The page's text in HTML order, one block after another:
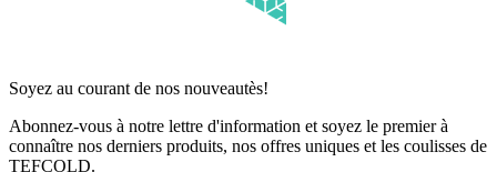
Soyez au courant de nos nouveautès!
Abonnez-vous à notre lettre d'information et soyez le premier à
connaître nos derniers produits, nos offres uniques et les coulisses de
TEFCOLD.